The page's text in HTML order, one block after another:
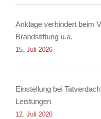
Anklage verhindert beim
Brandstiftung u.a.
15. Juli 2026
Einstellung bei
Leistungen
12. Juli 2026